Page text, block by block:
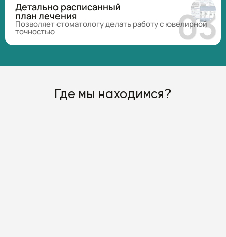
Детально расписанный
план лечения
Позволяет стоматологу делать работу с ювелирной
точностью
Где мы находимся?